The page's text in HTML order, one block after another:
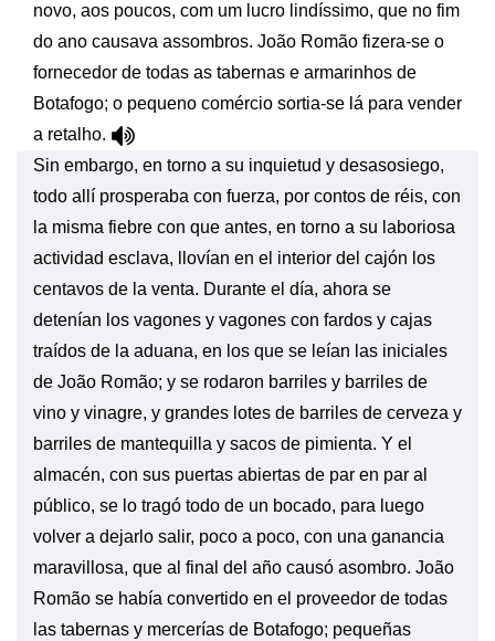
novo, aos poucos, com um lucro lindíssimo, que no fim
do ano causava assombros. João Romão fizera-se o
fornecedor de todas as tabernas e armarinhos de
Botafogo; o pequeno comércio sortia-se lá para vender
a retalho.
Sin embargo, en torno a su inquietud y desasosiego,
todo allí prosperaba con fuerza, por contos de réis, con
la misma fiebre con que antes, en torno a su laboriosa
actividad esclava, llovían en el interior del cajón los
centavos de la venta. Durante el día, ahora se
detenían los vagones y vagones con fardos y cajas
traídos de la aduana, en los que se leían las iniciales
de João Romão; y se rodaron barriles y barriles de
vino y vinagre, y grandes lotes de barriles de cerveza y
barriles de mantequilla y sacos de pimienta. Y el
almacén, con sus puertas abiertas de par en par al
público, se lo tragó todo de un bocado, para luego
volver a dejarlo salir, poco a poco, con una ganancia
maravillosa, que al final del año causó asombro. João
Romão se había convertido en el proveedor de todas
las tabernas y mercerías de Botafogo; pequeñas